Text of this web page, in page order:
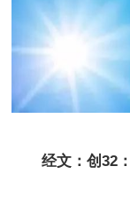
经文：创32